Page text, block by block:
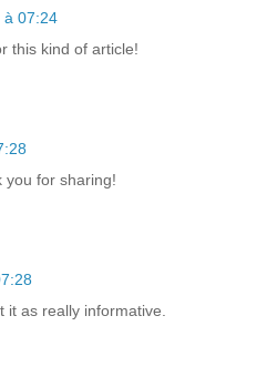
à 07:24
this kind of article!
you for sharing!
it as really informative.